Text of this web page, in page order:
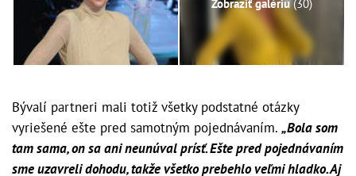
Zobraziť galériu(30)
Bývalí partneri mali totiž všetky podstatné otázky
vyriešené ešte pred samotným pojednávaním. „Bola som
tam sama, on sa ani neunúval prísť. Ešte pred pojednávaním
sme uzavreli dohodu, takže všetko prebehlo veľmi hladko. Aj